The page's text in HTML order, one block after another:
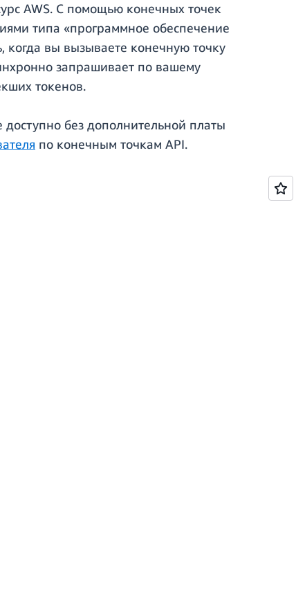
AWS. С помощью конечных точек
типа «программное обеспечение
когда вы вызываете конечную точку
запрашивает по вашему
токенов.
без дополнительной платы
по конечным точкам API.